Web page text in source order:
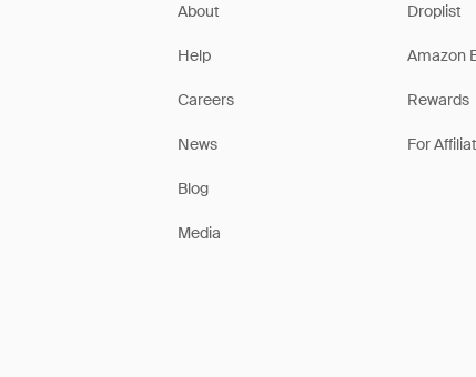
About
Help
Careers
News
Blog
Media
Droplist
Amazon
Rewards
For